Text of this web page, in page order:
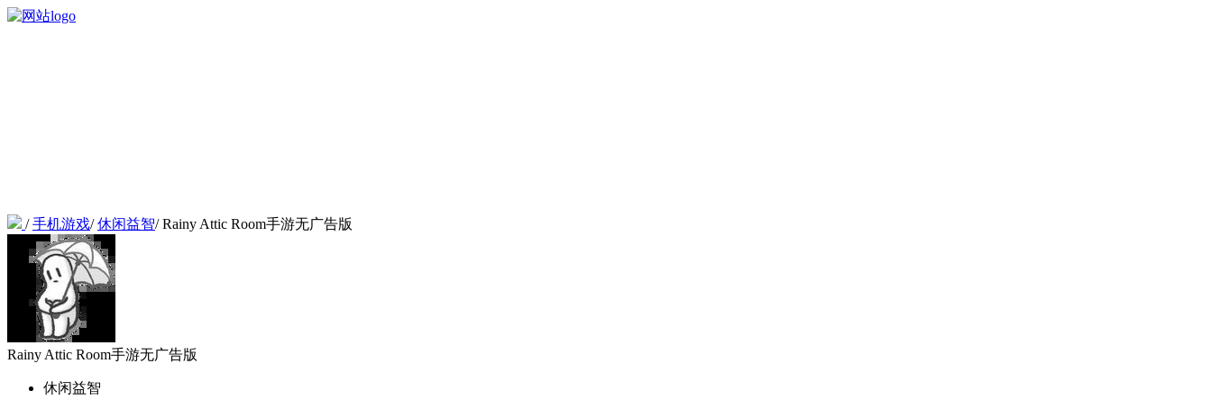
/手机游戏/休闲益智/Rainy Attic Room手游无广告版
Rainy Attic Room手游无广告版
休闲益智